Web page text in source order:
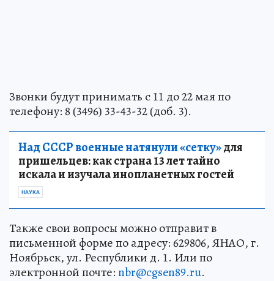
Звонки будут принимать с 11 до 22 мая по
телефону: 8 (3496) 33-43-32 (доб. 3).
Над СССР военные натянули «сетку»для
пришельцев: как страна 13 лет тайно
искала и изучала инопланетных гостей
НАУКА
Также свои вопросы можно отправит в
письменной форме по адресу: 629806, ЯНАО, г.
Ноябрьск, ул. Республики д. 1. Или по
электронной почте:nbr@cgsen89.ru.